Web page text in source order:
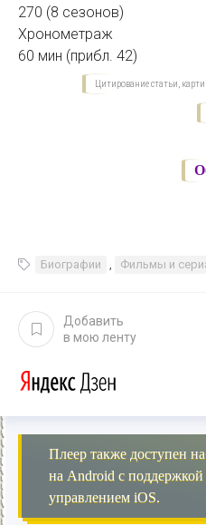
270 (8 сезонов)
Хронометраж
60 мин (прибл. 42)
Цитирование статьи,
Биографии Фильмы и
Добавить
в мою ленту
Плеер также доступен
на Android с
управлением iOS.